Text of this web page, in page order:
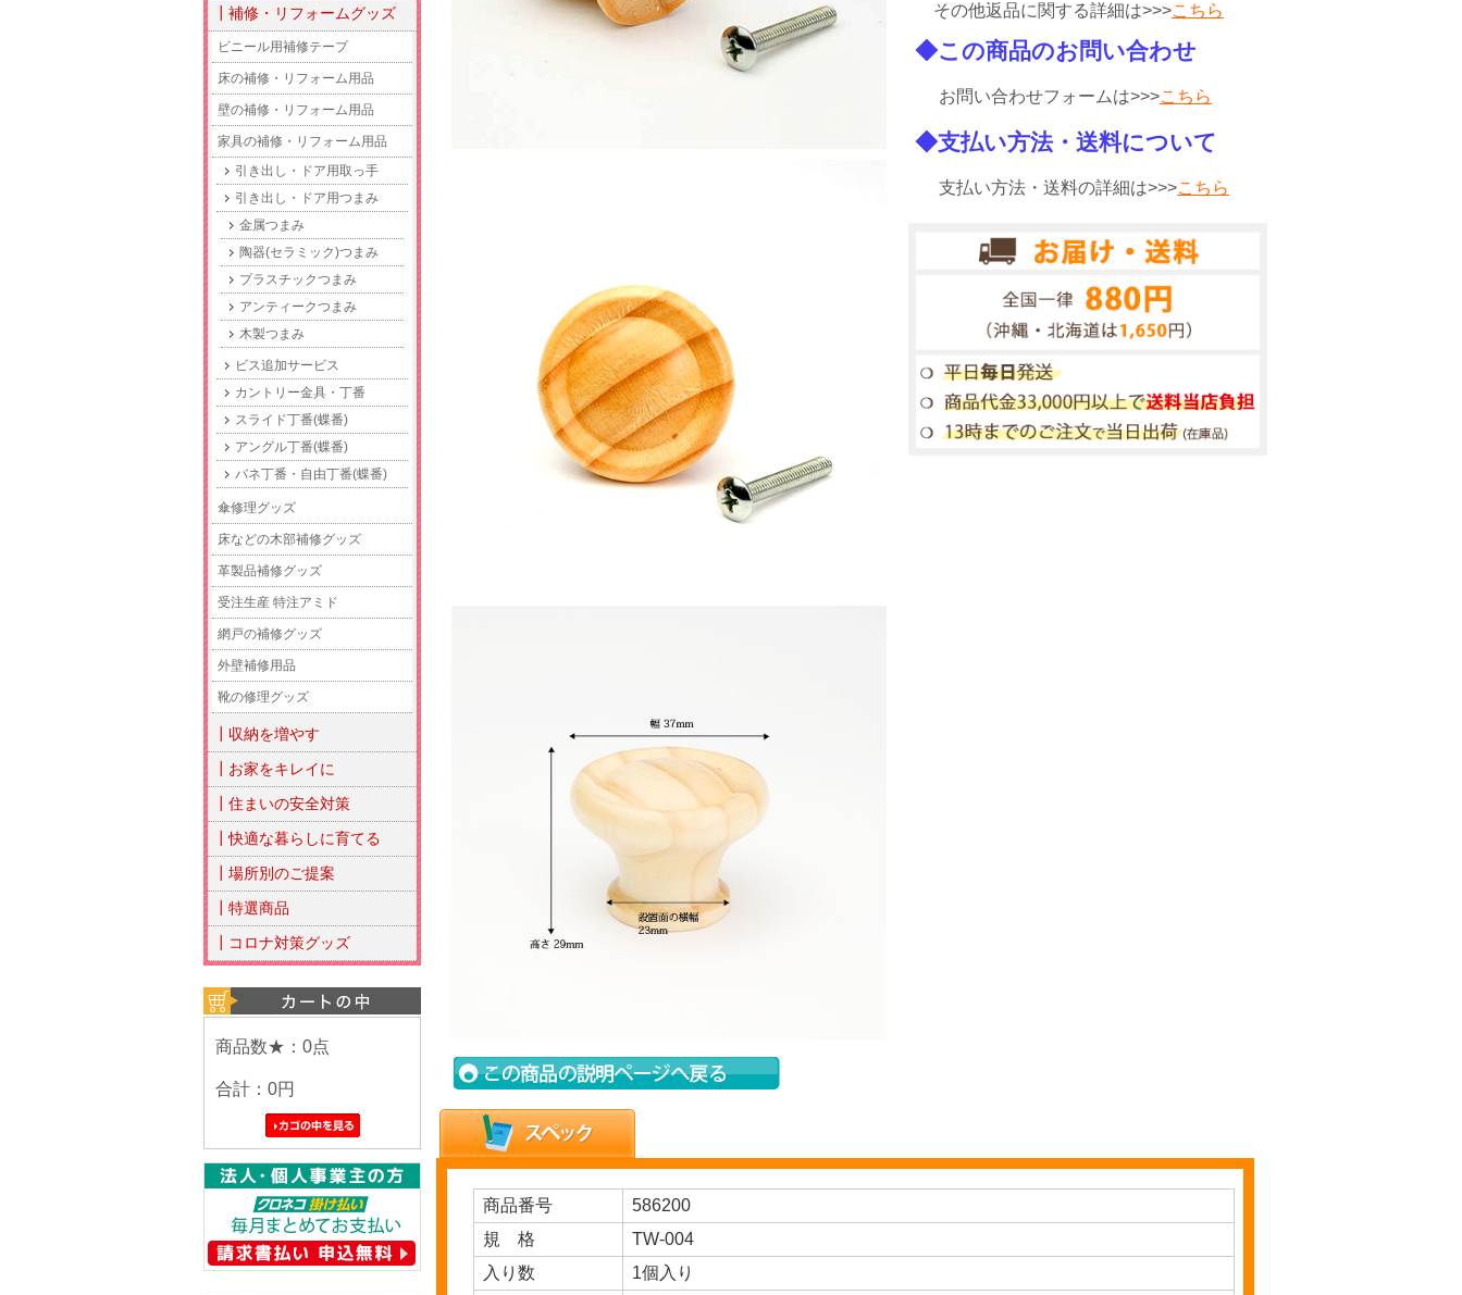
┃補修・リフォームグッズ
ビニール用補修テープ
床の補修・リフォーム用品
壁の補修・リフォーム用品
家具の補修・リフォーム用品
引き出し・ドア用取っ手
引き出し・ドア用つまみ
金属つまみ
陶器(セラミック)つまみ
プラスチックつまみ
アンティークつまみ
木製つまみ
ビス追加サービス
カントリー金具・丁番
スライド丁番(蝶番)
アングル丁番(蝶番)
バネ丁番・自由丁番(蝶番)
傘修理グッズ
床などの木部補修グッズ
革製品補修グッズ
受注生産 特注アミド
網戸の補修グッズ
外壁補修用品
靴の修理グッズ
┃収納を増やす
┃お家をキレイに
┃住まいの安全対策
┃快適な暮らしに育てる
┃場所別のご提案
┃特選商品
┃コロナ対策グッズ
商品数★：0点
合計： 0円
その他返品に関する詳細は>>>こちら
◆この商品のお問い合わせ
お問い合わせフォームは>>>こちら
◆支払い方法・送料について
支払い方法・送料の詳細は>>>こちら
商品番号
586200
規 格
TW-004
入り数
1個入り